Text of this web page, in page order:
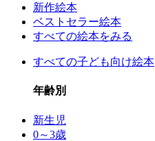
新作絵本
ベストセラー絵本
すべての絵本をみる
すべての子ども向け絵本
年齢別
新生児
0～3歳